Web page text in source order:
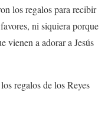
los regalos para recibir
ni siquiera porque
vienen a adorar a Jesús
regalos de los Reyes